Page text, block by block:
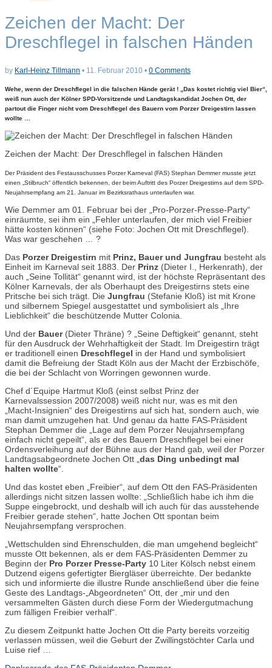
Zeichen der Macht: Der
Dreschflegel in falschen Händen
by Karl-Heinz Tillmann • 11. Februar 2010 • 0 Comments
Wehe, wenn der Dreschflegel in die falschen Hände gerät ! „Das kostet richtig viel Bier“,
weiß nun auch der Kölner SPD-Vorsitzende und Landtagskandidat Jochen Ott, der
partout die Finger nicht vom Dreschflegel des Bauern vom Porzer Dreigestirn lassen
wollte …
Zeichen der Macht: Der Dreschflegel in falschen Händen
Der Präsident des Festausschusses Porzer Karneval (FAS) Stephan Demmer musste jetzt
einen „Stilbruch“ öffentlich bekennen, der beim Auftritt des Porzer Dreigestirns auf dem SPD-
Neujahrsempfang am 21. Januar im Bezirksrathaus unterlaufen war.
Wie Demmer am 01. Februar bei der „Pro-Porzer-Presse-Party“
einräumte, sei ihm ein „Fehler unterlaufen, der mich viel Freibier
hätte kosten können“ (siehe Foto: Jochen Ott mit Dreschflegel).
Was war geschehen … ?
Das Porzer Dreigestirn mit Prinz, Bauer und Jungfrau besteht als
Einheit im Karneval seit 1883. Der Prinz (Dieter I., Herkenrath), der
auch „Seine Tollität“ genannt wird, ist der höchste Repräsentant des
Kölner Karnevals, der als Oberhaupt des Dreigestirns stets eine
Pritsche bei sich trägt. Die Jungfrau (Stefanie Kloß) ist mit Krone
und silbernem Spiegel ausgestattet und symbolisiert als „Ihre
Lieblichkeit“ die beschützende Mutter Colonia.
Und der Bauer(Dieter Thräne) ? „Seine Deftigkeit“ genannt, steht
für den Ausdruck der Wehrhaftigkeit der Stadt. Im Dreigestirn trägt
er traditionell einen Dreschflegel in der Hand und symbolisiert
damit die Befreiung der Stadt Köln aus der Macht der Erzbischöfe,
die bei der Schlacht von Worringen gewonnen wurde.
Chef d´Equipe Hartmut Kloß (einst selbst Prinz der
Karnevalssession 2007/2008) weiß nicht nur, was es mit den
„Macht-Insignien“ des Dreigestirns auf sich hat, sondern auch, wie
man damit umzugehen hat. Und genau da hatte FAS-Präsident
Stephan Demmer die „Lage auf dem Porzer Neujahrsempfang
einfach nicht gepeilt“, als er des Bauern Dreschflegel bei einer
Ordensverleihung auf der Bühne aus der Hand gab, weil der Porzer
Landtagsabgeordnete Jochen Ott „das Ding unbedingt mal
halten wollte“.
Und das kostet eben „Freibier“, auf dem Ott den FAS-Präsidenten
allerdings nicht sitzen lassen wollte: „Schließlich habe ich ihm die
Suppe eingebrockt, und deshalb will ich auch für das ausstehende
Freibier gerade stehen“, hatte Jochen Ott spontan beim
Neujahrsempfang versprochen.
„Wettschulden sind Ehrenschulden, die man umgehend begleicht“
musste Ott bekennen, als er dem FAS-Präsidenten Demmer zu
Beginn der Pro Porzer Presse-Party 10 Liter Kölsch nebst einem
Dutzend eigens gefertigter Biergläser überreichte. Der bedankte
sich und informierte die illustre Runde anschließend über die feine
Geste des Landtags-„Abgeordneten“ Ott, der „mir und den
versammelten Gästen durch diese Form der Wiedergutmachung
zum fälligen Freibier verhalf“.
Zu diesem Zeitpunkt hatte Jochen Ott die Party bereits vorzeitig
verlassen müssen, weil die Geburt der Zwillingstöchter Carla und
Luise rief …